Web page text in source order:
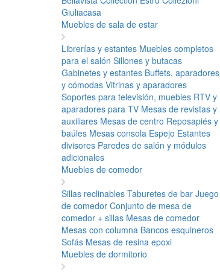
Giuliacasa
Muebles de sala de estar
Librerías y estantes Muebles completos
para el salón Sillones y butacas
Gabinetes y estantes Buffets, aparadores
y cómodas Vitrinas y aparadores
Soportes para televisión, muebles RTV y
aparadores para TV Mesas de revistas y
auxiliares Mesas de centro Reposapiés y
baúles Mesas consola Espejo Estantes
divisores Paredes de salón y módulos
adicionales
Muebles de comedor
Sillas reclinables Taburetes de bar Juego
de comedor Conjunto de mesa de
comedor + sillas Mesas de comedor
Mesas con columna Bancos esquineros
Sofás Mesas de resina epoxi
Muebles de dormitorio